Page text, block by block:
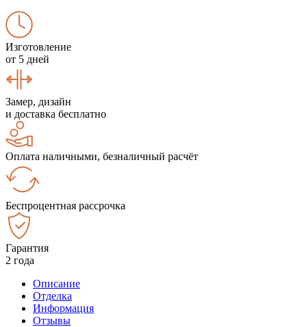
Изготовление
от 5 дней
Замер, дизайн
и доставка бесплатно
Оплата наличными, безналичный расчёт
Беспроцентная рассрочка
Гарантия
2 года
Описание
Отделка
Информация
Отзывы